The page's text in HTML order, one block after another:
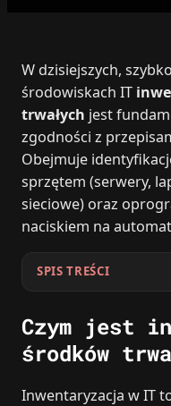
W dzisiejszych,
środowiskach IT
trwałych jest
zgodności z
Obejmuje
sprzętem (serwery,
sieciowe) oraz
naciskiem na
SPIS TREŚCI
Czym jest
środków
Inwentaryzacja w IT